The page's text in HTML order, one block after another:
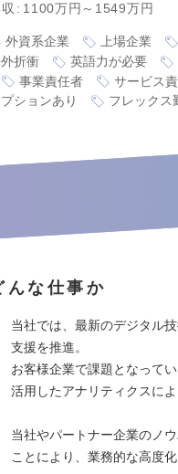
1100万円～1549万円
外資系企業 上場企業
折衝
英語力が必要
事業責任者
サービス
ションあり
フレックス
んな仕事か
当社では、最新のデジタル
支援を推進。
お客様企業で課題となって
活用したアナリティクスに
当社やパートナー企業のノ
ことにより、業務的な高度